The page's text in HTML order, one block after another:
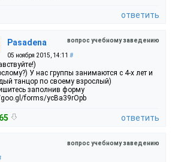
ответить
вопрос учебному заведению
Pasadena
05 ноября 2015, 14:11 #
У нас группы занимаются с 4-х лет и
танцор по своему взрослый)
заполнив форму
forms/ycBa39rOpb
ответить
вопрос учебному заведению